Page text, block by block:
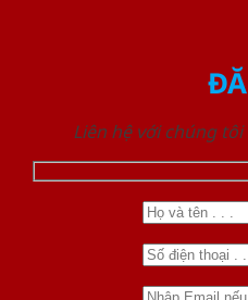
Liên hệ với chúng